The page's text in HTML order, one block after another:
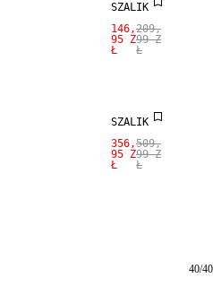
SZALIK
146,
95 Z
Ł
209,
99 Z
Ł
MIESZANKA
SZALIK
356,
95 Z
Ł
509,
99 Z
Ł
40/40